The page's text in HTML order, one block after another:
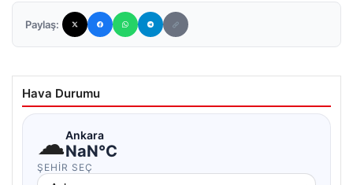
Paylaş:
Hava Durumu
☁Ankara
NaN°C
ŞEHIR SEÇ